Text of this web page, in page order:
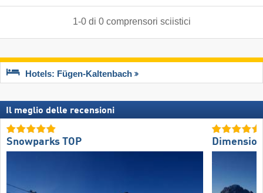
1-0di 0 comprensori sciistici
Hotels: Fügen-Kaltenbach
Il meglio delle recensioni
Snowparks TOP